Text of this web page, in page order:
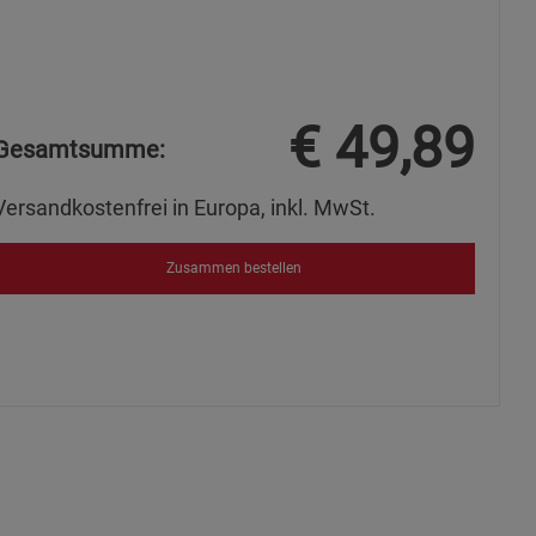
€ 49,89
in Europa, inkl. MwSt.
Zusammen bestellen